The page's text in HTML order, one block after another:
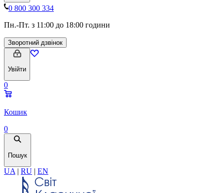
0 800 300 334
Пн.-Пт. з 11:00 до 18:00 години
Зворотний дзвінок
Увійти
0
Кошик
0
Пошук
UA | RU | EN